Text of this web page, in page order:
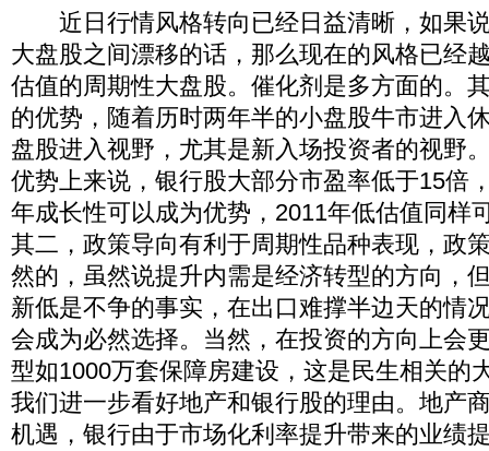
近日行情风格转向已经日益清晰，如果
大盘股之间漂移的话，那么现在的风格已经
估值的周期性大盘股。催化剂是多方面的。
的优势，随着历时两年半的小盘股牛市进入
盘股进入视野，尤其是新入场投资者的视野
优势上来说，银行股大部分市盈率低于15倍
年成长性可以成为优势，2011年低估值同样
其二，政策导向有利于周期性品种表现，政
然的，虽然说提升内需是经济转型的方向，
新低是不争的事实，在出口难撑半边天的情
会成为必然选择。当然，在投资的方向上会
型如1000万套保障房建设，这是民生相关的
我们进一步看好地产和银行股的理由。地产
机遇，银行由于市场化利率提升带来的业绩